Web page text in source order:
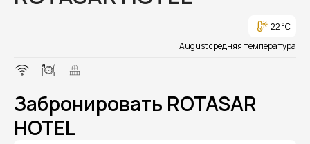
22 °C
August средняя температура
Забронировать ROTASAR
HOTEL